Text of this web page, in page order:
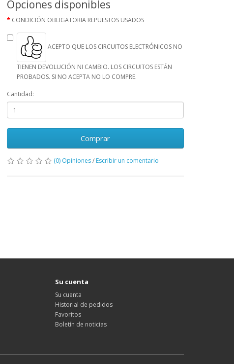
Opciones disponibles
CONDICIÓN OBLIGATORIA REPUESTOS USADOS
ACEPTO QUE LOS CIRCUITOS ELECTRÓNICOS NO
TIENEN DEVOLUCIÓN NI CAMBIO. LOS CIRCUITOS ESTÁN
PROBADOS. SI NO ACEPTA NO LO COMPRE.
Cantidad:
Comprar
(0) Opiniones/ Escribir un comentario
Su cuenta
Su cuenta
Historial de pedidos
Favoritos
Boletín de noticias